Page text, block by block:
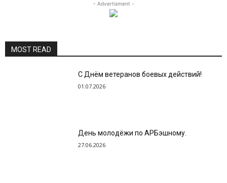
- Advertisment -
MOST READ
С Днём ветеранов боевых действий!
01.07.2026
День молодёжи по АРБэшному.
27.06.2026